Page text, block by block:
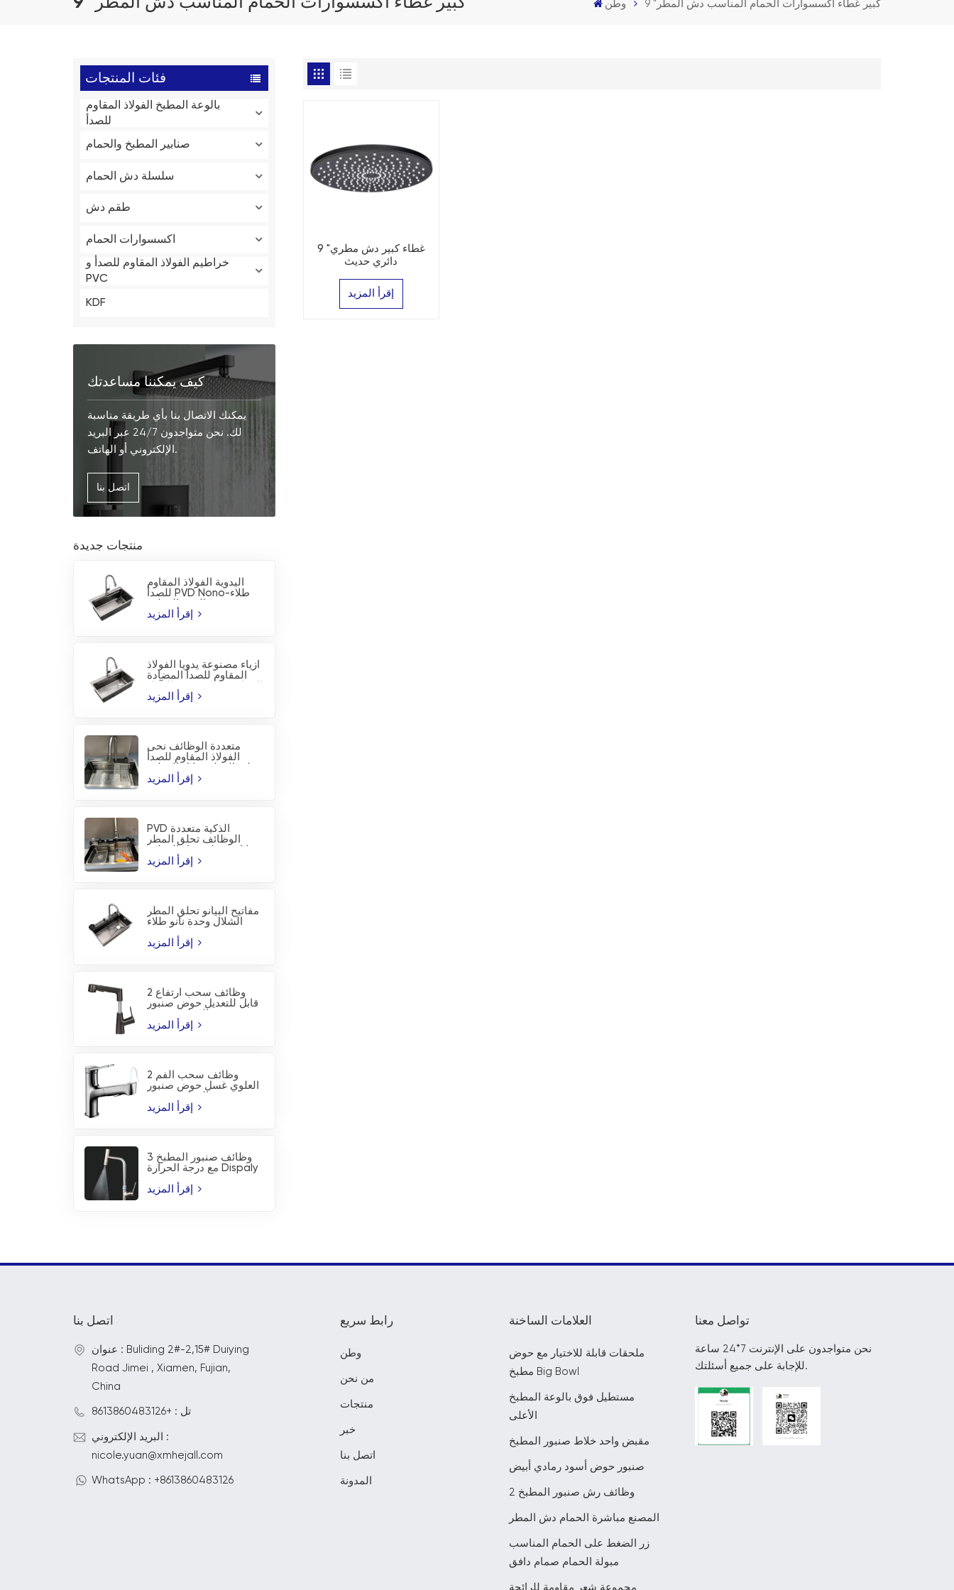
وطن 9 "كبير غطاء اكسسوارات الحمام المناسب دش المطر
فئات المنتجات
بالوعة المطبخ الفولاذ المقاوم
للصدأ
صنابير المطبخ والحمام
سلسلة دش الحمام
طقم دش
اكسسوارات الحمام
خراطيم الفولاذ المقاوم للصدأ و
PVC
KDF
كيف يمكننا مساعدتك
يمكنك الاتصال بنا بأي طريقة مناسبة
لك. نحن متواجدون 24/7 عبر البريد
الإلكتروني أو الهاتف.
اتصل بنا
منتجات جديدة
اليدوية الفولاذ المقاوم
للصدأ PVD Nono-طلاء
أزياء مصنوعة يدويا الفولاذ
المقاوم للصدأ المضادة
متعددة الوظائف نحى
الفولاذ المقاوم للصدأ
بالوعة
PVD الذكية متعددة
الوظائف تحلق المطر
بالوعة
مفاتيح البيانو تحلق المطر
الشلال وحدة نانو طلاء
2 وظائف سحب ارتفاع
قابل للتعديل حوض صنبور
2 وظائف سحب الفم
العلوي غسل حوض صنبور
3 وظائف صنبور المطبخ
مع درجة الحرارة Dispaly
9 "غطاء كبير دش مطري
دائري حديث
إقرأ المزيد
اتصل بنا
عنوان : Buliding 2#-2,15# Duiying
Road Jimei , Xiamen, Fujian,
China
تل : +8613860483126
البريد الإلكتروني :
nicole.yuan@xmhejall.com
WhatsApp : +8613860483126
رابط سريع
وطن
من نحن
منتجات
خبر
اتصل بنا
المدونة
العلامات الساخنة
ملحقات قابلة للاختيار مع حوض
مطبخ Big Bowl
مستطيل فوق بالوعة المطبخ
الأعلى
مقبض واحد خلاط صنبور المطبخ
صنبور حوض أسود رمادي أبيض
2 وظائف رش صنبور المطبخ
المصنع مباشرة الحمام دش المطر
زر الضغط على الحمام المناسب
مبولة الحمام صمام دافق
مجموعة شعر مقاومة للرائحة
تواصل معنا
نحن متواجدون على الإنترنت 7*24 ساعة
للإجابة على جميع أسئلتك.